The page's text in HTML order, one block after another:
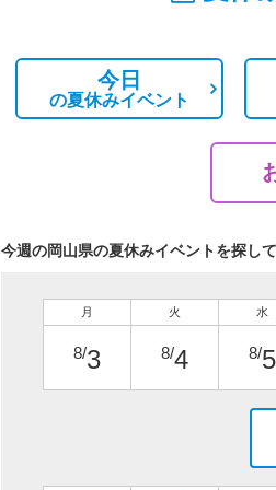
今日
の夏休みイベント
今週の岡山県の夏休みイベントを探し
月
8/3
火
8/4
水
8/5